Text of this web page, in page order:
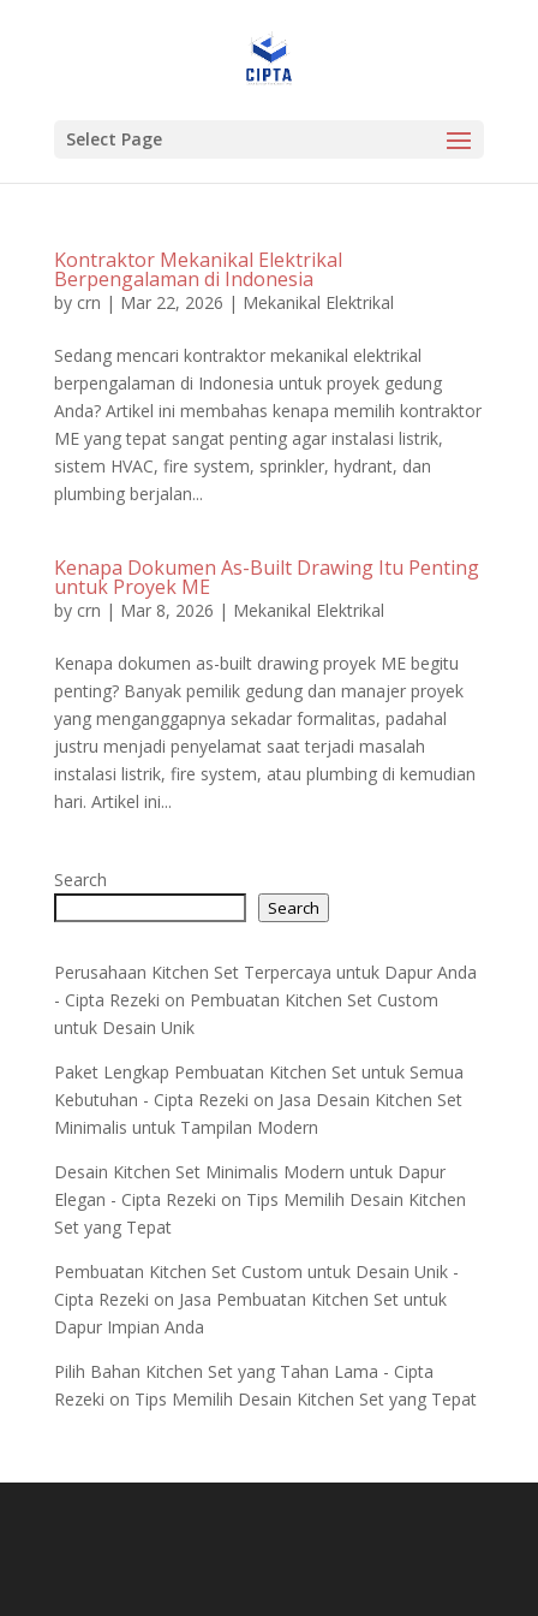
Select Page
Kontraktor Mekanikal Elektrikal
Berpengalaman di Indonesia
by crn | Mar 22, 2026 | Mekanikal Elektrikal
Sedang mencari kontraktor mekanikal elektrikal
berpengalaman di Indonesia untuk proyek gedung
Anda? Artikel ini membahas kenapa memilih kontraktor
ME yang tepat sangat penting agar instalasi listrik,
sistem HVAC, fire system, sprinkler, hydrant, dan
plumbing berjalan...
Kenapa Dokumen As-Built Drawing Itu Penting
untuk Proyek ME
by crn | Mar 8, 2026 | Mekanikal Elektrikal
Kenapa dokumen as-built drawing proyek ME begitu
penting? Banyak pemilik gedung dan manajer proyek
yang menganggapnya sekadar formalitas, padahal
justru menjadi penyelamat saat terjadi masalah
instalasi listrik, fire system, atau plumbing di kemudian
hari. Artikel ini...
Search
Search
Perusahaan Kitchen Set Terpercaya untuk Dapur Anda
- Cipta Rezeki on Pembuatan Kitchen Set Custom
untuk Desain Unik
Paket Lengkap Pembuatan Kitchen Set untuk Semua
Kebutuhan - Cipta Rezeki on Jasa Desain Kitchen Set
Minimalis untuk Tampilan Modern
Desain Kitchen Set Minimalis Modern untuk Dapur
Elegan - Cipta Rezeki on Tips Memilih Desain Kitchen
Set yang Tepat
Pembuatan Kitchen Set Custom untuk Desain Unik -
Cipta Rezeki on Jasa Pembuatan Kitchen Set untuk
Dapur Impian Anda
Pilih Bahan Kitchen Set yang Tahan Lama - Cipta
Rezeki on Tips Memilih Desain Kitchen Set yang Tepat